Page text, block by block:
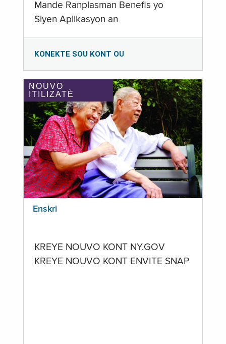
Mande Ranplasman Benefis yo
Siyen Aplikasyon an
KONEKTE SOU KONT OU
NOUVO
ITILIZATÈ
Enskri
KREYE NOUVO KONT NY.GOV
KREYE NOUVO KONT ENVITE SNAP